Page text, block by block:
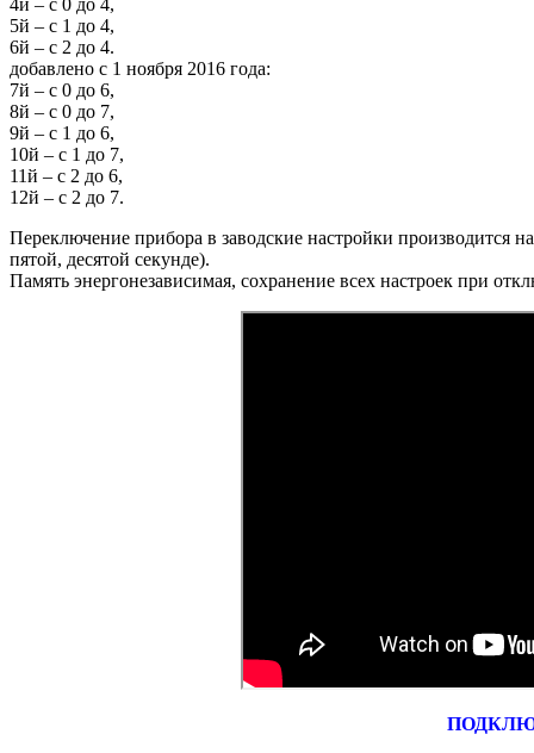
4й – с 0 до 4,
5й – с 1 до 4,
6й – с 2 до 4.
добавлено с 1 ноября 2016 года:
7й – с 0 до 6,
8й – с 0 до 7,
9й – с 1 до 6,
10й – с 1 до 7,
11й – с 2 до 6,
12й – с 2 до 7.
Переключение прибора в заводские настройки производится
пятой, десятой секунде).
Память энергонезависимая, сохранение всех настроек при